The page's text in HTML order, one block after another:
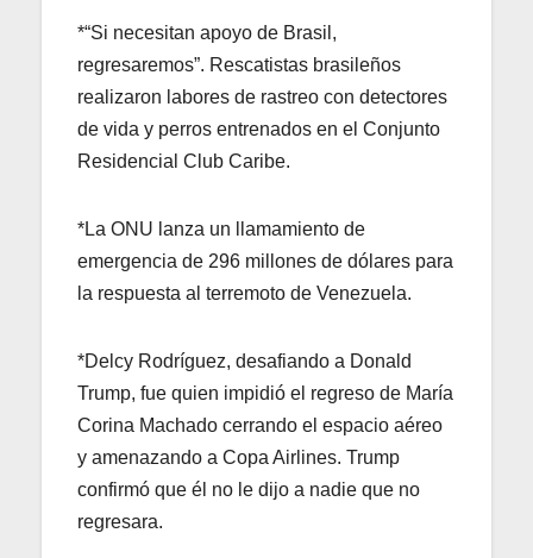
*“Si necesitan apoyo de Brasil,
regresaremos”. Rescatistas brasileños
realizaron labores de rastreo con detectores
de vida y perros entrenados en el Conjunto
Residencial Club Caribe.
*La ONU lanza un llamamiento de
emergencia de 296 millones de dólares para
la respuesta al terremoto de Venezuela.
*Delcy Rodríguez, desafiando a Donald
Trump, fue quien impidió el regreso de María
Corina Machado cerrando el espacio aéreo
y amenazando a Copa Airlines. Trump
confirmó que él no le dijo a nadie que no
regresara.